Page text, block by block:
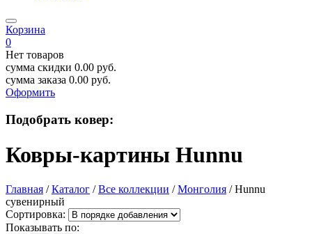
Корзина
0
Нет товаров
сумма скидки 0.00 руб.
сумма заказа 0.00 руб.
Оформить
Подобрать ковер:
Ковры-картины Hunnu
Главная / Каталог / Все коллекции / Монголия / Hunnu
сувенирный
Сортировка:
Показывать по: